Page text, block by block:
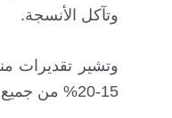
وتآكل الأنسجة.
وتشير تقديرات
15-20% من جميع إصابات الركبة المسجلة، مع تسجيل ملايين الحالات سنوياً عبر مختلف أنحاء العالم.